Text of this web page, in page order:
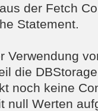
der Fetch
Statement.
Verwendung
die
noch keine
null Werten